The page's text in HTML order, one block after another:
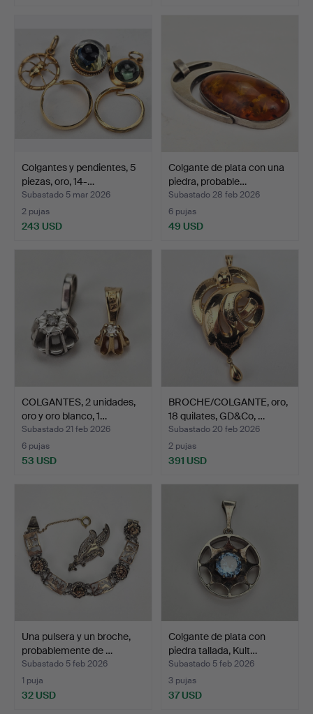
Colgantes y pendientes, 5
piezas, oro, 14-…
Subastado 5 mar 2026
2 pujas
243 USD
Colgante de plata con una
piedra, probable…
Subastado 28 feb 2026
6 pujas
49 USD
COLGANTES, 2 unidades,
oro y oro blanco, 1…
Subastado 21 feb 2026
6 pujas
53 USD
BROCHE/COLGANTE, oro,
18 quilates, GD&Co, …
Subastado 20 feb 2026
2 pujas
391 USD
Una pulsera y un broche,
probablemente de …
Subastado 5 feb 2026
1 puja
32 USD
Colgante de plata con
piedra tallada, Kult…
Subastado 5 feb 2026
3 pujas
37 USD